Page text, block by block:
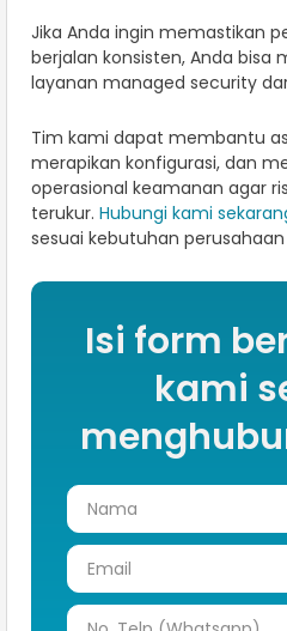
Jika Anda ingin memastikan
berjalan konsisten, Anda bisa
layanan managed security
Tim kami dapat membantu
merapikan konfigurasi, dan
operasional keamanan agar
terukur. Hubungi kami
sesuai kebutuhan perusahaan
Isi form
kami